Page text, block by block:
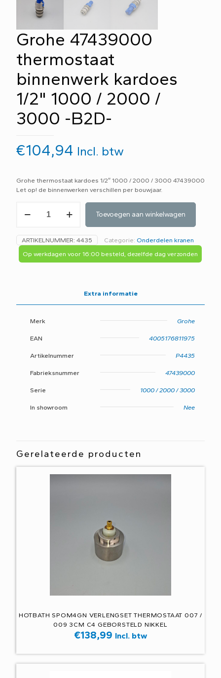
Grohe 47439000
thermostaat
binnenwerk kardoes
1/2" 1000 / 2000 /
3000 -B2D-
€104,94 Incl. btw
Grohe thermostaat kardoes 1/2″ 1000 / 2000 / 3000 47439000
Let op! de binnenwerken verschillen per bouwjaar.
47439000
binnenwerk
kardoes
1/2"
1000
B2D-
Toevoegen aan winkelwagen
ARTIKELNUMMER: 4435 Categorie: Onderdelen kranen
Op werkdagen voor 16:00 besteld, dezelfde dag verzonden
Extra informatie
Merk Grohe
EAN 4005176811975
Artikelnummer P4435
Fabrieksnummer 47439000
Serie 1000 / 2000 / 3000
In showroom Nee
Gerelateerde producten
HOTBATH SPOM4GN VERLENGSET THERMOSTAAT 007 /
009 3CM C4 GEBORSTELD NIKKEL
€138,99 Incl. btw